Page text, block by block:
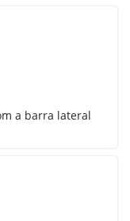
a barra lateral